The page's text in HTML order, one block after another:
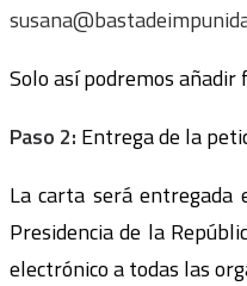
Solo así podremos
Paso 2: Entrega de la
La carta será entregada
Presidencia de la
electrónico a todas las